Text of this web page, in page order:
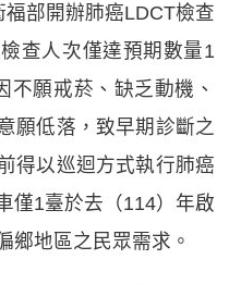
部開辦肺癌LDCT檢查
查人次僅達預期數量1
不願戒菸、缺乏動機、
願低落，致早期診斷之
得以巡迴方式執行肺癌
僅1臺於去（114）年啟
鄉地區之民眾需求。